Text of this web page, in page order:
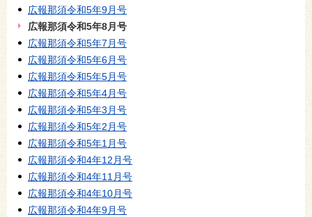
広報那須令和5年9月号
広報那須令和5年8月号
広報那須令和5年7月号
広報那須令和5年6月号
広報那須令和5年5月号
広報那須令和5年4月号
広報那須令和5年3月号
広報那須令和5年2月号
広報那須令和5年1月号
広報那須令和4年12月号
広報那須令和4年11月号
広報那須令和4年10月号
広報那須令和4年9月号